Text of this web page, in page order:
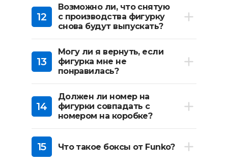
12
Возможно ли, что снятую
с производства фигурку
снова будут выпускать?
13
Могу ли я вернуть, если
фигурка мне не
понравилась?
14
Должен ли номер на
фигурки совпадать с
номером на коробке?
15 Что такое боксы от Funko?